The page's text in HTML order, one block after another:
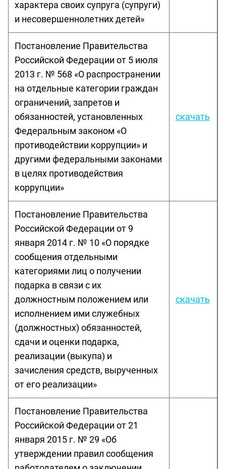
характера своих супруга (супруги)
и несовершеннолетних детей»
Постановление Правительства
Российской Федерации от 5 июля
2013 г. № 568 «О распространении
на отдельные категории граждан
ограничений, запретов и
обязанностей, установленных
Федеральным законом «О
противодействии коррупции» и
другими федеральными законами
в целях противодействия
коррупции»
скачать
Постановление Правительства
Российской Федерации от 9
января 2014 г. № 10 «О порядке
сообщения отдельными
категориями лиц о получении
подарка в связи с их
должностным положением или
исполнением ими служебных
(должностных) обязанностей,
сдачи и оценки подарка,
реализации (выкупа) и
зачисления средств, вырученных
от его реализации»
скачать
Постановление Правительства
Российской Федерации от 21
января 2015 г. № 29 «Об
утверждении правил сообщения